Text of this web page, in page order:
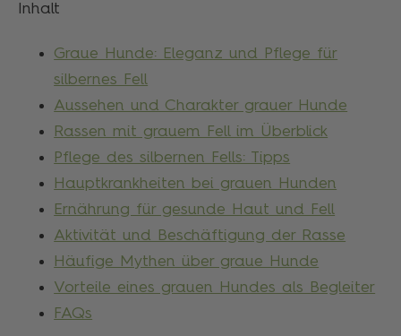
Inhalt
Graue Hunde: Eleganz und Pflege für
silbernes Fell
Aussehen und Charakter grauer Hunde
Rassen mit grauem Fell im Überblick
Pflege des silbernen Fells: Tipps
Hauptkrankheiten bei grauen Hunden
Ernährung für gesunde Haut und Fell
Aktivität und Beschäftigung der Rasse
Häufige Mythen über graue Hunde
Vorteile eines grauen Hundes als Begleiter
FAQs